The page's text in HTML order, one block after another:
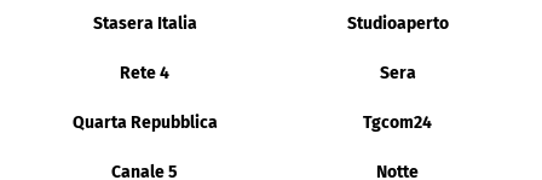
Stasera Italia Studioaperto
Rete 4 Sera
Quarta Repubblica Tgcom24
Canale 5 Notte